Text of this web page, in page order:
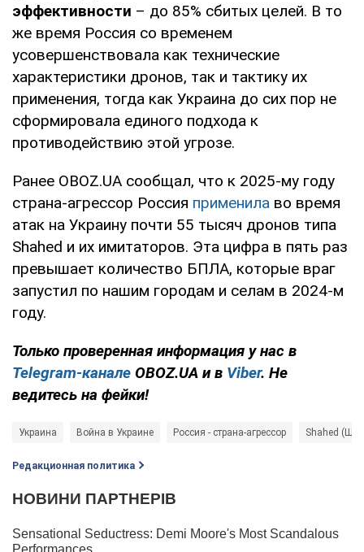
эффективности – до 85% сбитых целей. В то
же время Россия со временем
усовершенствовала как технические
характеристики дронов, так и тактику их
применения, тогда как Украина до сих пор не
сформировала единого подхода к
противодействию этой угрозе.
Ранее OBOZ.UA сообщал, что к 2025-му году
страна-агрессор Россия применила во время
атак на Украину почти 55 тысяч дронов типа
Shahed и их имитаторов. Эта цифра в пять раз
превышает количество БПЛА, которые враг
запустил по нашим городам и селам в 2024-м
году.
Только проверенная информация у нас в
Telegram-канале OBOZ.UA и в Viber. Не
ведитесь на фейки!
Украина Война в Украине Россия - страна-агрессор Shahed
Редакционная политика